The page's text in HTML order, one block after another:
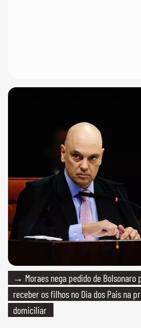
→ Moraes nega pedido de Bolsonaro
receber os filhos no Dia dos Pais na
domiciliar